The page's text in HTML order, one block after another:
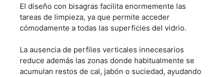
El diseño con bisagras facilita enormemente las
tareas de limpieza, ya que permite acceder
cómodamente a todas las superficies del vidrio.
La ausencia de perfiles verticales innecesarios
reduce además las zonas donde habitualmente se
acumulan restos de cal, jabón o suciedad, ayudando